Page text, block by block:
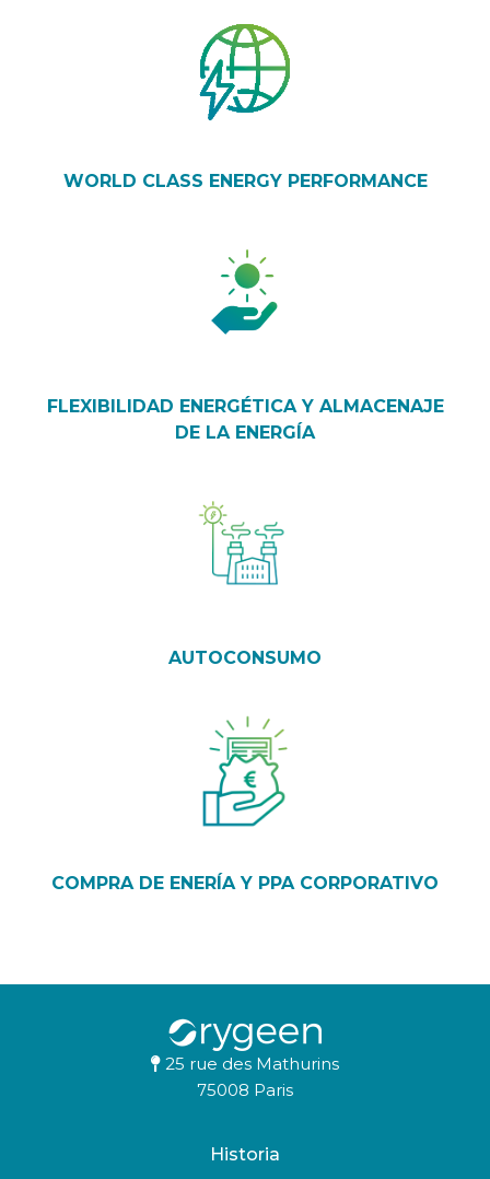
WORLD CLASS ENERGY PERFORMANCE
FLEXIBILIDAD ENERGÉTICA Y ALMACENAJE
DE LA ENERGÍA
AUTOCONSUMO
COMPRA DE ENERÍA Y PPA CORPORATIVO
25 rue des Mathurins
75008 Paris
Historia